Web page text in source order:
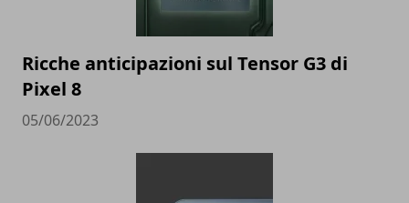
Ricche anticipazioni sul Tensor G3 di
Pixel 8
05/06/2023